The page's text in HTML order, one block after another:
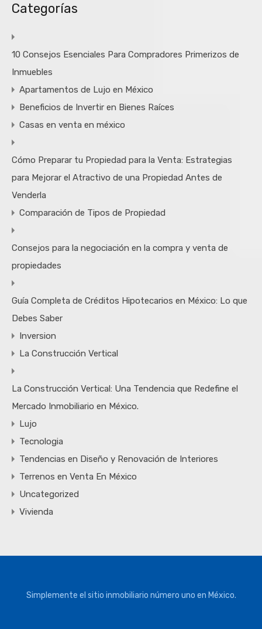
Categorías
10 Consejos Esenciales Para Compradores Primerizos de
Inmuebles
Apartamentos de Lujo en México
Beneficios de Invertir en Bienes Raíces
Casas en venta en méxico
Cómo Preparar tu Propiedad para la Venta: Estrategias
para Mejorar el Atractivo de una Propiedad Antes de
Venderla
Comparación de Tipos de Propiedad
Consejos para la negociación en la compra y venta de
propiedades
Guía Completa de Créditos Hipotecarios en México: Lo que
Debes Saber
Inversion
La Construcción Vertical
La Construcción Vertical: Una Tendencia que Redefine el
Mercado Inmobiliario en México.
Lujo
Tecnologia
Tendencias en Diseño y Renovación de Interiores
Terrenos en Venta En México
Uncategorized
Vivienda
Simplemente el sitio inmobiliario número uno en México.